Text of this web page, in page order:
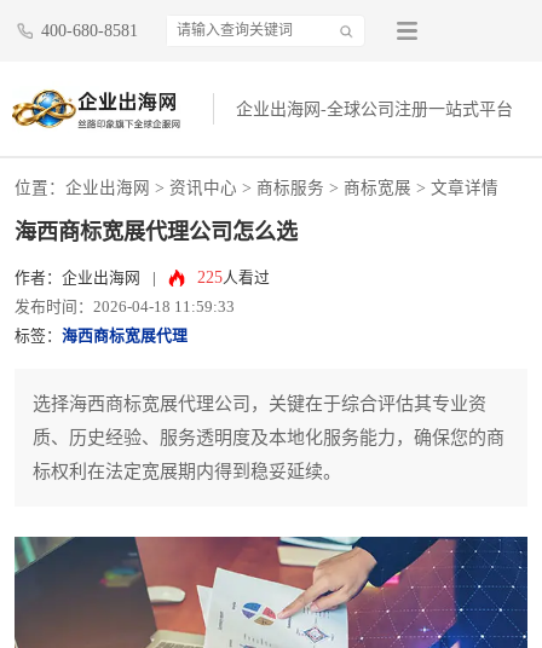
400-680-8581
企业出海网-全球公司注册一站式平台
位置： 企业出海网 > 资讯中心 > 商标服务 > 商标宽展 > 文章详情
海西商标宽展代理公司怎么选
作者：企业出海网 225人看过
发布时间：2026-04-18 11:59:33
标签： 海西商标宽展代理
选择海西商标宽展代理公司，关键在于综合评估其专业资
质、历史经验、服务透明度及本地化服务能力，确保您的商
标权利在法定宽展期内得到稳妥延续。